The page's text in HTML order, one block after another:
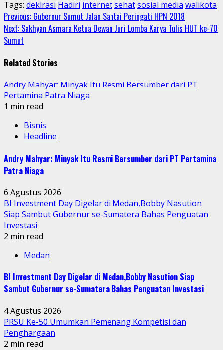
Tags: deklrasi Hadiri internetsehatsosial media walikota
Continue
Reading
Previous: Gubernur Sumut Jalan Santai Peringati HPN 2018
Next: Sakhyan Asmara Ketua Dewan Juri Lomba Karya Tulis HUT ke-70
Sumut
Related Stories
Andry Mahyar: Minyak Itu Resmi Bersumber dari PT
Pertamina Patra Niaga
1 min read
Bisnis
Headline
Andry Mahyar: Minyak Itu Resmi Bersumber dari PT Pertamina
Patra Niaga
6 Agustus 2026
BI Investment Day Digelar di Medan,Bobby Nasution
Siap Sambut Gubernur se-Sumatera Bahas Penguatan
Investasi
2 min read
Medan
BI Investment Day Digelar di Medan,Bobby Nasution Siap
Sambut Gubernur se-Sumatera Bahas Penguatan Investasi
4 Agustus 2026
PRSU Ke-50 Umumkan Pemenang Kompetisi dan
Penghargaan
2 min read